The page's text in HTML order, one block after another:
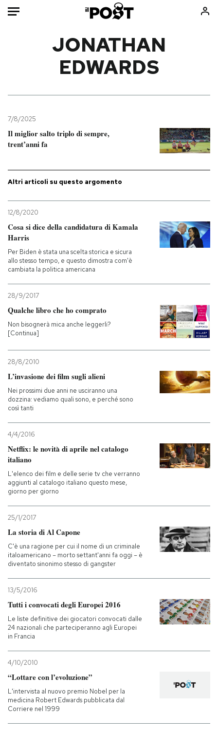
Mondo
Tecnologia
Internet
Economia
Libri
Ok Boomer!
PODCAST
NEWSLETTER
I MIEI PREFERITI
SHOP
CALENDARIO
AREA PERSONALE
JONATHAN
EDWARDS
7/8/2025
Il miglior salto triplo di sempre,
trent’anni fa
Altri articoli su questo argomento
12/8/2020
Cosa si dice della candidatura di Kamala
Harris
Per Biden è stata una scelta storica e sicura
allo stesso tempo, e questo dimostra com'è
cambiata la politica americana
28/9/2017
Qualche libro che ho comprato
Non bisognerà mica anche leggerli?
[Continua]
28/8/2010
L’invasione dei film sugli alieni
Nei prossimi due anni ne usciranno una
dozzina: vediamo quali sono, e perché sono
così tanti
4/4/2016
Netflix: le novità di aprile nel catalogo
italiano
L'elenco dei film e delle serie tv che verranno
aggiunti al catalogo italiano questo mese,
giorno per giorno
25/1/2017
La storia di Al Capone
C'è una ragione per cui il nome di un criminale
italoamericano – morto settant'anni fa oggi – è
diventato sinonimo stesso di gangster
13/5/2016
Tutti i convocati degli Europei 2016
Le liste definitive dei giocatori convocati dalle
24 nazionali che parteciperanno agli Europei
in Francia
4/10/2010
“Lottare con l’evoluzione”
L'intervista al nuovo premio Nobel per la
medicina Robert Edwards pubblicata dal
Corriere nel 1999